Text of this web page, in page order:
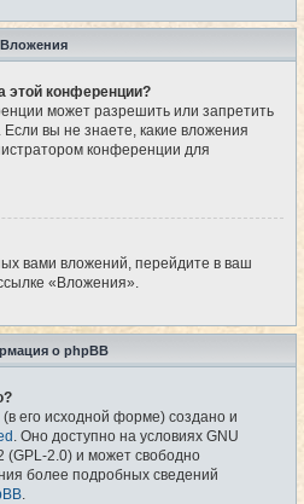
Вложения
этой конференции?
может разрешить или запретить
вы не знаете, какие вложения
конференции для
вами вложений, перейдите в ваш
«Вложения».
о phpBB
его исходной форме) создано и
. Оно доступно на условиях GNU
(GPL-2.0) и может свободно
более подробных сведений